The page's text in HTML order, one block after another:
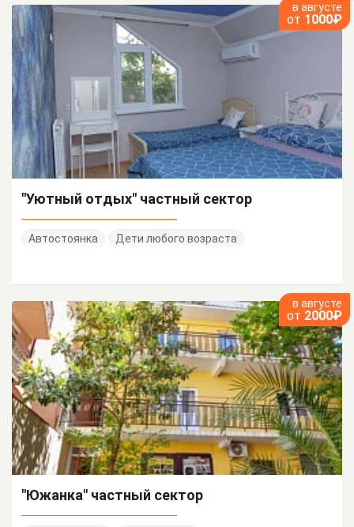
в августе
от 1000₽
"Уютный отдых" частный сектор
Автостоянка Дети любого возраста
в августе
от 2000₽
"Южанка" частный сектор